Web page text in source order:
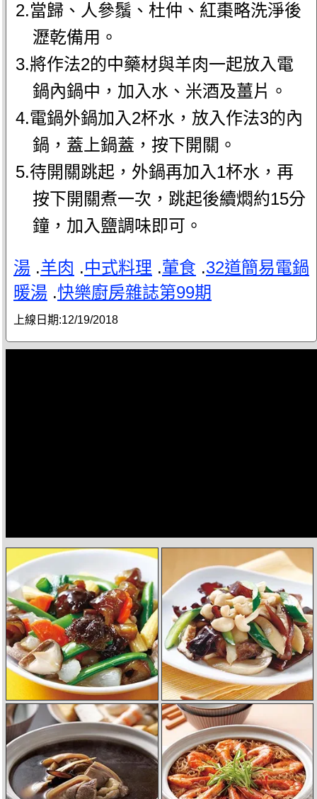
2.當歸、人參鬚、杜仲、紅棗略洗淨後
瀝乾備用。
3.將作法2的中藥材與羊肉一起放入電
鍋內鍋中，加入水、米酒及薑片。
4.電鍋外鍋加入2杯水，放入作法3的內
鍋，蓋上鍋蓋，按下開關。
5.待開關跳起，外鍋再加入1杯水，再
按下開關煮一次，跳起後續燜約15分
鐘，加入鹽調味即可。
湯 .羊肉 .中式料理 .葷食 .32道簡易電鍋
暖湯 .快樂廚房雜誌第99期
上線日期:12/19/2018